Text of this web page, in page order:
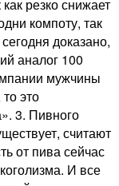
резко снижает
компоту, так
доказано,
аналог 100
мужчины
это
3. Пивного
считают
от пива сейчас
И все